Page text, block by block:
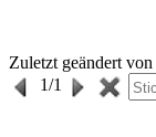
Zuletzt geändert von
1/1